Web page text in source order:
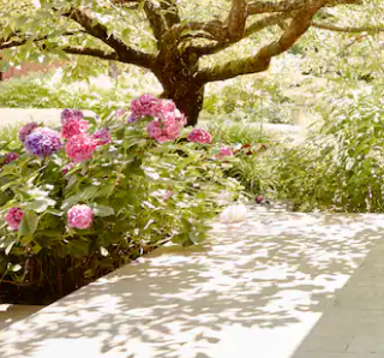
מגע או החלקה.